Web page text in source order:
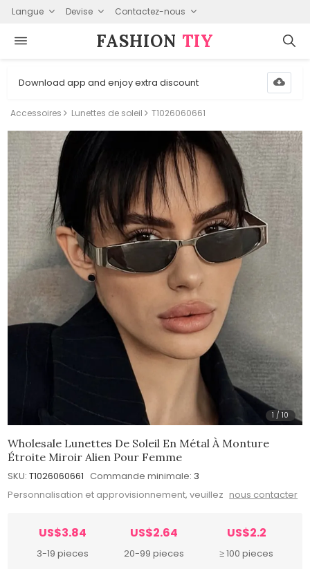
Langue Devise Contactez-nous
FASHION⁠ TIY
Download app and enjoy extra discount
Accessoires Lunettes de soleil T1026060661
1 /10
Wholesale Lunettes De Soleil En Métal À Monture
Étroite Miroir Alien Pour Femme
SKU: T1026060661 Commande minimale: 3
Personnalisation et approvisionnement, veuillez nous contacter
US$3.84
3-19 pieces
US$2.64
20-99 pieces
US$2.2
≥ 100 pieces